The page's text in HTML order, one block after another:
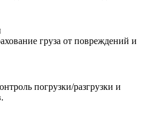
груза от повреждений и
погрузки/разгрузки и